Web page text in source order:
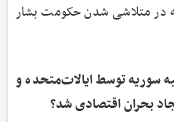
در متلاشی شدن حکومت بشار
سوریه توسط ایالات‌متحده و
بحران اقتصادی شد؟